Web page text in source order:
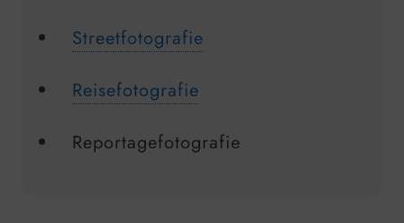
Streetfotografie
Reisefotografie
Reportagefotografie